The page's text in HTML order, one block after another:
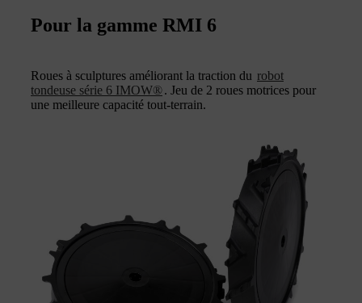
Pour la gamme RMI 6
Roues à sculptures améliorant la traction du robot
tondeuse série 6 IMOW®. Jeu de 2 roues motrices pour
une meilleure capacité tout-terrain.